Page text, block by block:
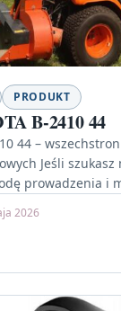
PRODUKT
B-2410 44
44 –
Jeśli szukasz
prowadzenia i
2026